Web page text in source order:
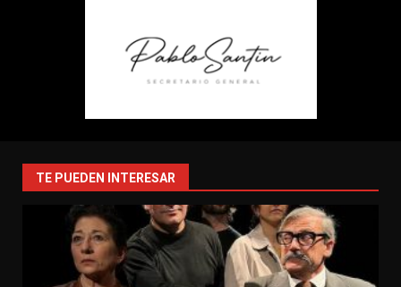
TE PUEDEN INTERESAR